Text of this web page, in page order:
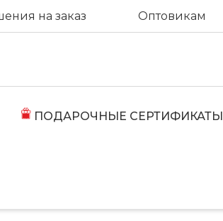
на заказ Оптовикам
ПОДАРОЧНЫЕ СЕРТИФИКАТЫ